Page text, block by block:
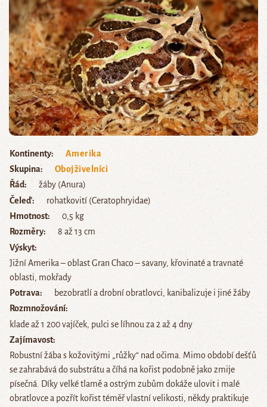
Kontinenty
Amerika
Skupina
Obojživelníci
Řád
žáby (Anura)
Čeleď
rohatkovití (Ceratophryidae)
Hmotnost
0,5 kg
Rozměry
8 až 13 cm
Výskyt
Jižní Amerika – oblast Gran Chaco – savany, křovinaté a travnaté
oblasti, mokřady
Potrava
bezobratlí a drobní obratlovci, kanibalizuje i jiné žáby
Rozmnožování
klade až 1 200 vajíček, pulci se líhnou za 2 až 4 dny
Zajímavost
Robustní žába s kožovitými „růžky“ nad očima. Mimo období dešťů
se zahrabává do substrátu a číhá na kořist podobně jako zmije
písečná. Díky velké tlamě a ostrým zubům dokáže ulovit i malé
obratlovce a pozřít kořist téměř vlastní velikosti, někdy praktikuje